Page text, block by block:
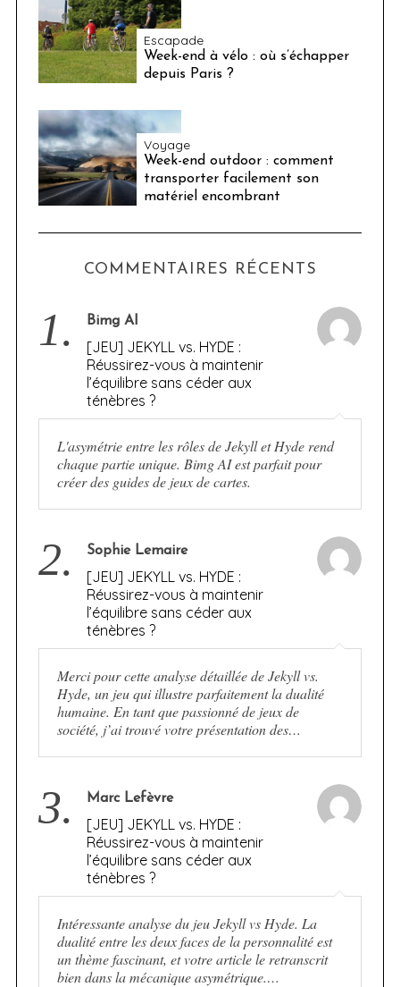
Escapade
Week-end à vélo : où s’échapper
depuis Paris ?
Voyage
Week-end outdoor : comment
transporter facilement son
matériel encombrant
COMMENTAIRES RÉCENTS
1. Bimg AI
[JEU] JEKYLL vs. HYDE :
Réussirez-vous à maintenir
l’équilibre sans céder aux
ténèbres ?
L'asymétrie entre les rôles de Jekyll et Hyde rend
chaque partie unique. Bimg AI est parfait pour
créer des guides de jeux de cartes.
2. Sophie Lemaire
[JEU] JEKYLL vs. HYDE :
Réussirez-vous à maintenir
l’équilibre sans céder aux
ténèbres ?
Merci pour cette analyse détaillée de Jekyll vs.
Hyde, un jeu qui illustre parfaitement la dualité
humaine. En tant que passionné de jeux de
société, j’ai trouvé votre présentation des…
3. Marc Lefèvre
[JEU] JEKYLL vs. HYDE :
Réussirez-vous à maintenir
l’équilibre sans céder aux
ténèbres ?
Intéressante analyse du jeu Jekyll vs Hyde. La
dualité entre les deux faces de la personnalité est
un thème fascinant, et votre article le retranscrit
bien dans la mécanique asymétrique.…